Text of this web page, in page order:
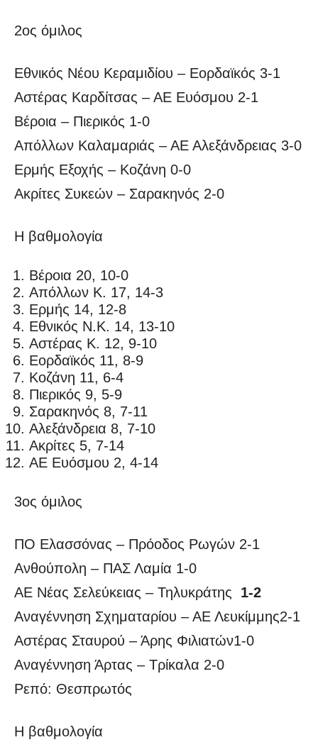
2ος όμιλος
Εθνικός Νέου Κεραμιδίου – Εορδαϊκός 3-1
Αστέρας Καρδίτσας – ΑΕ Ευόσμου 2-1
Βέροια – Πιερικός 1-0
Απόλλων Καλαμαριάς – ΑΕ Αλεξάνδρειας 3-0
Ερμής Εξοχής – Κοζάνη 0-0
Ακρίτες Συκεών – Σαρακηνός 2-0
Η βαθμολογία
Βέροια 20, 10-0
Απόλλων Κ. 17, 14-3
Ερμής 14, 12-8
Εθνικός Ν.Κ. 14, 13-10
Αστέρας Κ. 12, 9-10
Εορδαϊκός 11, 8-9
Κοζάνη 11, 6-4
Πιερικός 9, 5-9
Σαρακηνός 8, 7-11
Αλεξάνδρεια 8, 7-10
Ακρίτες 5, 7-14
ΑΕ Ευόσμου 2, 4-14
3ος όμιλος
ΠΟ Ελασσόνας – Πρόοδος Ρωγών 2-1
Ανθούπολη – ΠΑΣ Λαμία 1-0
ΑΕ Νέας Σελεύκειας – Τηλυκράτης
1-2
Αναγέννηση Σχηματαρίου – ΑΕ Λευκίμμης2-1
Αστέρας Σταυρού – Άρης Φιλιατών1-0
Αναγέννηση Άρτας – Τρίκαλα 2-0
Ρεπό: Θεσπρωτός
Η βαθμολογία